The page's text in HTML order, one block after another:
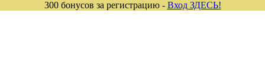
300 бонусов за регистрацию - Вход ЗДЕСЬ!